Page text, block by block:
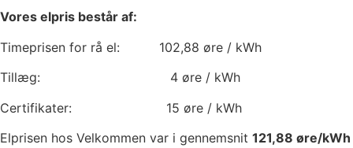
Vores elpris består af:
Timeprisen for rå el: 102,88 øre / kWh
Tillæg: 4 øre / kWh
Certifikater: 15 øre / kWh
Elprisen hos Velkommen var i gennemsnit 121,88 øre/kWh